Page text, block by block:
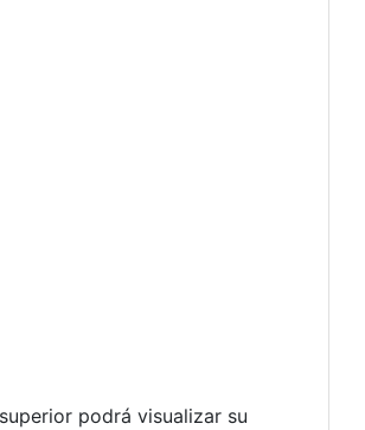
podrá visualizar su